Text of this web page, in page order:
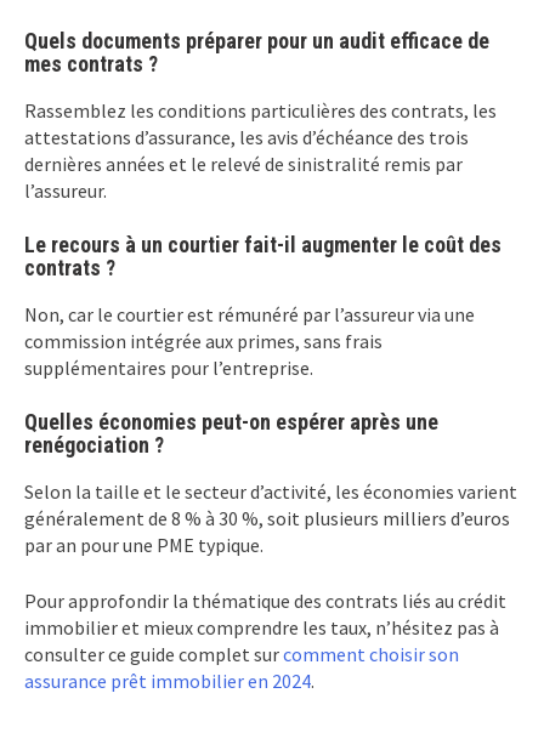
Quels documents préparer pour un audit efficace de
mes contrats ?
Rassemblez les conditions particulières des contrats, les
attestations d’assurance, les avis d’échéance des trois
dernières années et le relevé de sinistralité remis par
l’assureur.
Le recours à un courtier fait-il augmenter le coût des
contrats ?
Non, car le courtier est rémunéré par l’assureur via une
commission intégrée aux primes, sans frais
supplémentaires pour l’entreprise.
Quelles économies peut-on espérer après une
renégociation ?
Selon la taille et le secteur d’activité, les économies varient
généralement de 8 % à 30 %, soit plusieurs milliers d’euros
par an pour une PME typique.
Pour approfondir la thématique des contrats liés au crédit
immobilier et mieux comprendre les taux, n’hésitez pas à
consulter ce guide complet surcomment choisir son
assurance prêt immobilier en 2024.